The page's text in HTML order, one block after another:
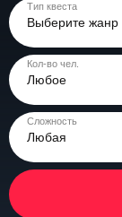
Тип квеста
Выберите жанр
Кол-во чел.
Любое
Сложность
Любая